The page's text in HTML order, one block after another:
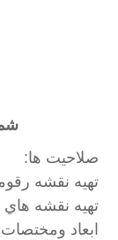
صلاحیت ها:
تهيه نقشه
تهيه نقشه
ابعاد